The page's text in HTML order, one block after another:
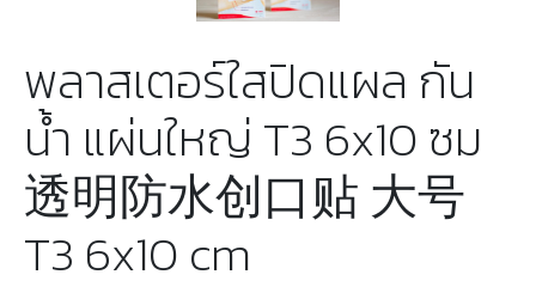
พลาสเตอร์ใสปิดแผล กัน
น้ำ แผ่นใหญ่ T3 6x10 ซม
透明防水创口贴 大号
T3 6x10 cm